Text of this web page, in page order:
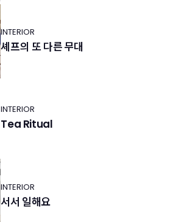
INTERIOR
셰프의 또 다른 무대
INTERIOR
Tea Ritual
INTERIOR
서서 일해요